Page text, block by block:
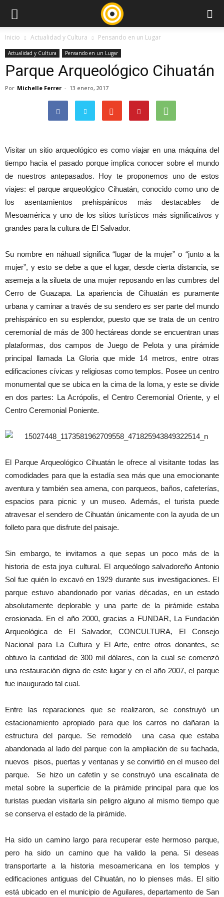
Inicio Actualidad y Cultura Pensando en un Lugar
Actualidad y Cultura Pensando en un Lugar
Parque Arqueológico Cihuatán
Por Michelle Ferrer - 13 enero, 2017
Visitar un sitio arqueológico es como viajar en una máquina del
tiempo hacia el pasado porque implica conocer sobre el mundo
de nuestros antepasados. Hoy te proponemos uno de estos
viajes: el parque arqueológico Cihuatán, conocido como uno de
los asentamientos prehispánicos más destacables de
Mesoamérica y uno de los sitios turísticos más significativos y
grandes para la cultura de El Salvador.
Su nombre en náhuatl significa “lugar de la mujer” o “junto a la
mujer”, y esto se debe a que el lugar, desde cierta distancia, se
asemeja a la silueta de una mujer reposando en las cumbres del
Cerro de Guazapa. La apariencia de Cihuatán es puramente
urbana y caminar a través de su sendero es ser parte del mundo
prehispánico en su esplendor, puesto que se trata de un centro
ceremonial de más de 300 hectáreas donde se encuentran unas
plataformas, dos campos de Juego de Pelota y una pirámide
principal llamada La Gloria que mide 14 metros, entre otras
edificaciones cívicas y religiosas como templos. Posee un centro
monumental que se ubica en la cima de la loma, y este se divide
en dos partes: La Acrópolis, el Centro Ceremonial Oriente, y el
Centro Ceremonial Poniente.
El Parque Arqueológico Cihuatán le ofrece al visitante todas las
comodidades para que la estadía sea más que una emocionante
aventura y también sea amena, con parqueos, baños, cafeterías,
espacios para picnic y un museo. Además, el turista puede
atravesar el sendero de Cihuatán únicamente con la ayuda de un
folleto para que disfrute del paisaje.
Sin embargo, te invitamos a que sepas un poco más de la
historia de esta joya cultural. El arqueólogo salvadoreño Antonio
Sol fue quién lo excavó en 1929 durante sus investigaciones. El
parque estuvo abandonado por varias décadas, en un estado
absolutamente deplorable y una parte de la pirámide estaba
erosionada. En el año 2000, gracias a FUNDAR, La Fundación
Arqueológica de El Salvador, CONCULTURA, El Consejo
Nacional para La Cultura y El Arte, entre otros donantes, se
obtuvo la cantidad de 300 mil dólares, con la cual se comenzó
una restauración digna de este lugar y en el año 2007, el parque
fue inaugurado tal cual.
Entre las reparaciones que se realizaron, se construyó un
estacionamiento apropiado para que los carros no dañaran la
estructura del parque. Se remodeló una casa que estaba
abandonada al lado del parque con la ampliación de su fachada,
nuevos pisos, puertas y ventanas y se convirtió en el museo del
parque. Se hizo un cafetín y se construyó una escalinata de
metal sobre la superficie de la pirámide principal para que los
turistas puedan visitarla sin peligro alguno al mismo tiempo que
se conserva el estado de la pirámide.
Ha sido un camino largo para recuperar este hermoso parque,
pero ha sido un camino que ha valido la pena. Si deseas
transportarte a la historia mesoamericana en los templos y
edificaciones antiguas del Cihuatán, no lo pienses más. El sitio
está ubicado en el municipio de Aguilares, departamento de San